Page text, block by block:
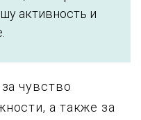
активность и
чувство
а также за